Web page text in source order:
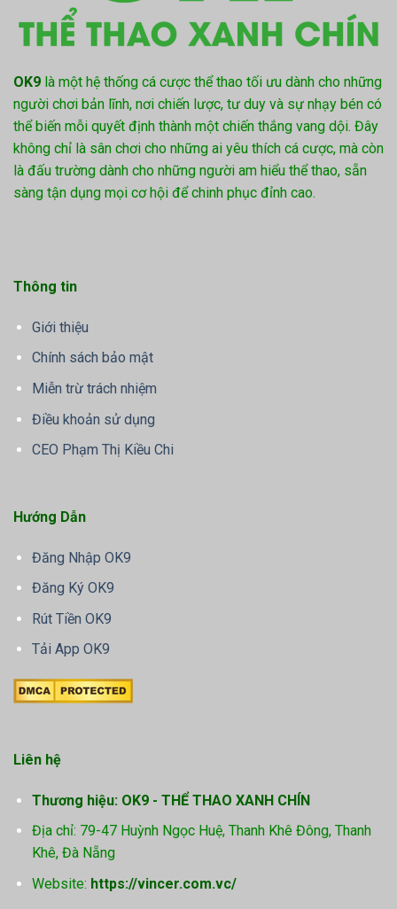
OK9 là một hệ thống cá cược thể thao tối ưu dành cho những
người chơi bản lĩnh, nơi chiến lược, tư duy và sự nhạy bén có
thể biến mỗi quyết định thành một chiến thắng vang dội. Đây
không chỉ là sân chơi cho những ai yêu thích cá cược, mà còn
là đấu trường dành cho những người am hiểu thể thao, sẵn
sàng tận dụng mọi cơ hội để chinh phục đỉnh cao.
Thông tin
Giới thiệu
Chính sách bảo mật
Miễn trừ trách nhiệm
Điều khoản sử dụng
CEO Phạm Thị Kiều Chi
Hướng Dẫn
Đăng Nhập OK9
Đăng Ký OK9
Rút Tiền OK9
Tải App OK9
Liên hệ
Thương hiệu: OK9 - THỂ THAO XANH CHÍN
Địa chỉ: 79-47 Huỳnh Ngọc Huệ, Thanh Khê Đông, Thanh
Khê, Đà Nẵng
Website: https://vincer.com.vc/